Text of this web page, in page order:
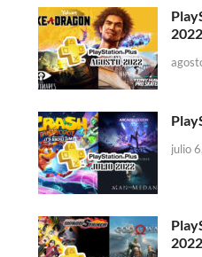
2022
julio
2022